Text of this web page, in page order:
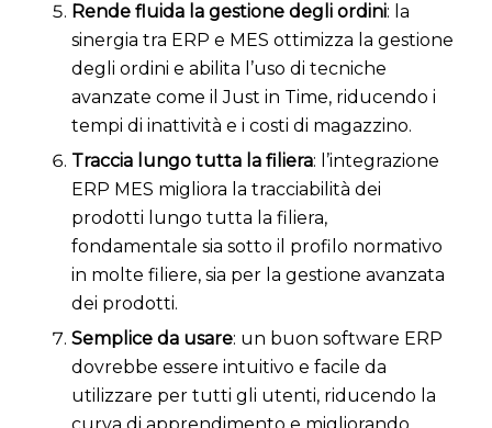
Rende fluida la gestione degli ordini: la
sinergia tra ERP e MES ottimizza la gestione
degli ordini e abilita l’uso di tecniche
avanzate come il Just in Time, riducendo i
tempi di inattività e i costi di magazzino.
Traccia lungo tutta la filiera: l’integrazione
ERP MES migliora la tracciabilità dei
prodotti lungo tutta la filiera,
fondamentale sia sotto il profilo normativo
in molte filiere, sia per la gestione avanzata
dei prodotti.
Semplice da usare: un buon software ERP
dovrebbe essere intuitivo e facile da
utilizzare per tutti gli utenti, riducendo la